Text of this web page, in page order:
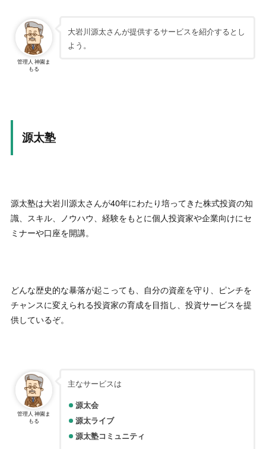
“源さん、まだ誇大広告してる？”
【ネタバレ】大岩川源太は何者？怪しげな評判と詐欺の疑
“
“源太さんの広告って怪しいと思ったけど、講義の内容とか
は全然悪くない。ああいう誤解されるような広告やめれば
いいのに。”
惑を調査
★★★☆☆
“一時期よりも広告を見かけなくなったね。ステマ広告的な
惑を調査
★★★☆☆
“
料金設定がもう少し安ければ使ってみたいんだけどな。
管理人 神園ま
もる
大岩川源太さんが提供するサービスを紹介するとし
よう。
源太塾
源太塾は大岩川源太さんが40年にわたり培ってきた株式投資の知
識、スキル、ノウハウ、経験をもとに個人投資家や企業向けにセ
ミナーや口座を開講。
どんな歴史的な暴落が起こっても、自分の資産を守り、ピンチを
チャンスに変えられる投資家の育成を目指し、投資サービスを提
供しているぞ。
管理人 神園ま
もる
主なサービスは
源太会
源太ライブ
源太塾コミュニティ